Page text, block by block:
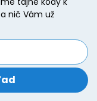
nič Vám už